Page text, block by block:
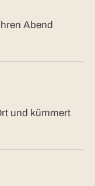
Abend
und kümmert